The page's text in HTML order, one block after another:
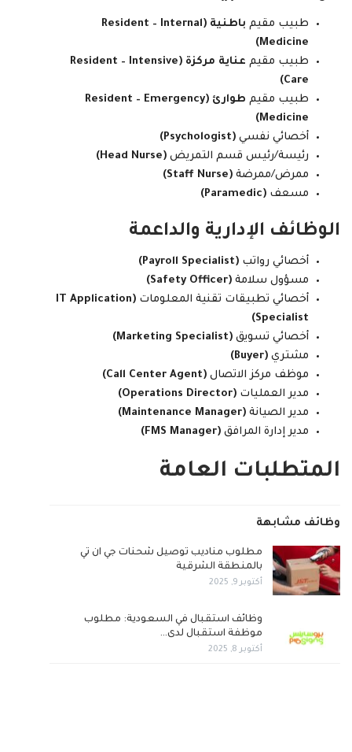
طبيب مقيم
باطنية (Resident – Internal
Medicine)
طبيب مقيم
عناية مركزة (Resident – Intensive
Care)
طبيب مقيم
طوارئ (Resident – Emergency
Medicine)
أخصائي نفسي (Psychologist)
رئيسة/رئيس قسم التمريض (Head Nurse)
ممرض/ممرضة (Staff Nurse)
مسعف (Paramedic)
الوظائف الإدارية والداعمة
أخصائي رواتب (Payroll Specialist)
مسؤول سلامة (Safety Officer)
أخصائي تطبيقات تقنية المعلومات
(IT Application
Specialist)
أخصائي تسويق (Marketing Specialist)
مشتري (Buyer)
موظف مركز الاتصال (Call Center Agent)
مدير العمليات (Operations Director)
مدير الصيانة (Maintenance Manager)
مدير إدارة المرافق (FMS Manager)
المتطلبات العامة
وظائف مشابهة
مطلوب مناديب توصيل شحنات جي ان تي
بالمنطقة الشرقية
أكتوبر 9, 2025
وظائف استقبال في السعودية: مطلوب
موظفة استقبال لدى…
أكتوبر 8, 2025